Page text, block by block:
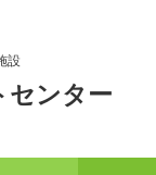
設
センター